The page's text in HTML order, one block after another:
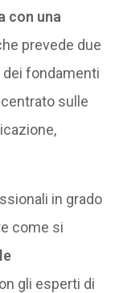
con una
prevede due
dei fondamenti
sulle
in grado
come si
gli esperti di